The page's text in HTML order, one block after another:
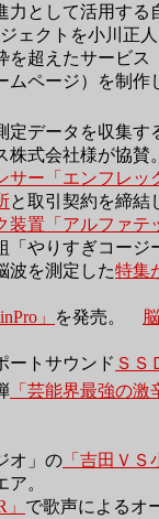
として活用する
ェクトを小川正
超えたサービス
ムページ）を制
データを収集す
株式会社様が協賛
サー「エンフレッ
と取引契約を締結
装置「アルファテ
やりすぎコージ
波を測定した特集
」 を発売。
ートサウンド ＳＳ
「芸能界最強の
オ」の 「吉田Ｖ
。
で歌声によるオ